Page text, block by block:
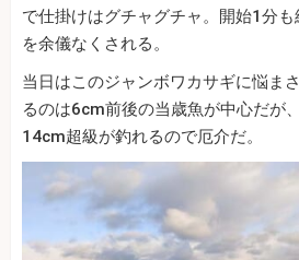
で仕掛けはグチャグチャ。開始1分
を余儀なくされる。
当日はこのジャンボワカサギに悩ま
るのは6cm前後の当歳魚が中心だが
14cm超級が釣れるので厄介だ。